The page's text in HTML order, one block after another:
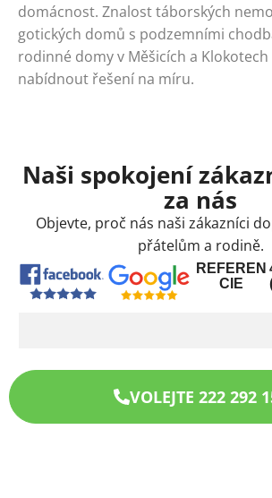
domácnost. Znalost táborských
gotických domů s podzemními
rodinné domy v Měšicích a
nabídnout řešení na míru.
Naši spokojení
za nás
Objevte, proč nás naši zákazníci
přátelům a rodině.
REFEREN
CIE
VOLEJTE 222 292